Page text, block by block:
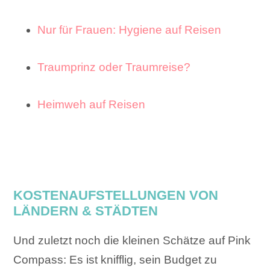
Nur für Frauen: Hygiene auf Reisen
Traumprinz oder Traumreise?
Heimweh auf Reisen
KOSTENAUFSTELLUNGEN VON
LÄNDERN & STÄDTEN
Und zuletzt noch die kleinen Schätze auf Pink
Compass: Es ist knifflig, sein Budget zu